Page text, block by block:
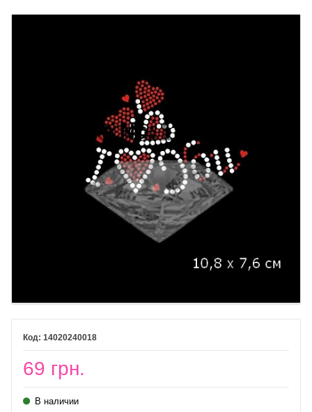
14020240018
69 грн.
В наличии